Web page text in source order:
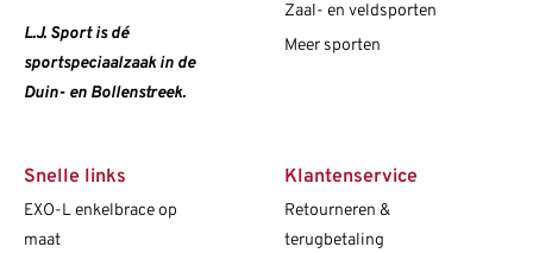
L.J. Sport is dé
sportspeciaalzaak in de
Duin- en Bollenstreek.
Zaal- en veldsporten
Meer sporten
Snelle links
EXO-L enkelbrace op
maat
Klantenservice
Retourneren &
terugbetaling